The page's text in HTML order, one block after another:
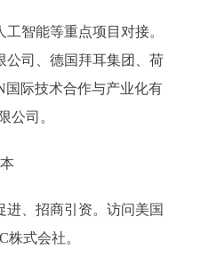
智能等重点项目对接。
公司、德国拜耳集团、荷
际技术合作与产业化有
公司。
、招商引资。访问美国
株式会社。